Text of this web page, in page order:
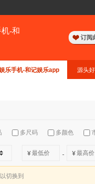
-和
订阅
乐手机-和记娱乐app 源头
多尺码 多颜色
¥ - ¥
切换到